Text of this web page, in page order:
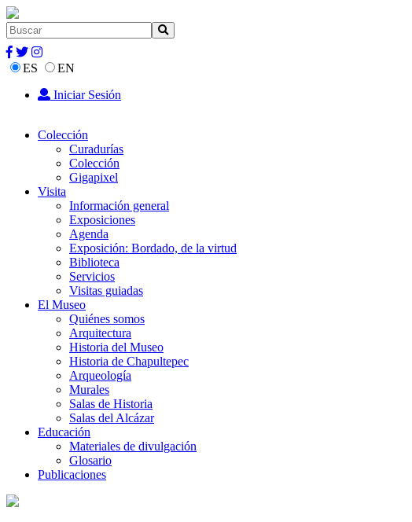
ES
EN
Iniciar Sesión
Colección
Curadurías
Colección
Gigapixel
Visita
Información general
Exposiciones
Agenda
Exposición: Bordado, de la virtud
Biblioteca
Servicios
Visitas guiadas
El Museo
Quiénes somos
Arquitectura
Historia del Museo
Historia de Chapultepec
Arqueología
Murales
Salas de Historia
Salas del Alcázar
Educación
Materiales de divulgación
Glosario
Publicaciones